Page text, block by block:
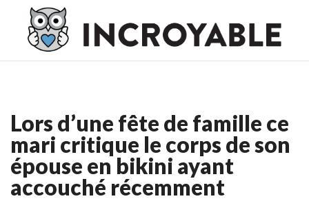
Casino En Ligne France
Casino En Ligne France
Ligne
Lors d’une fête de famille ce
mari critique le corps de son
épouse en bikini ayant
accouché récemment